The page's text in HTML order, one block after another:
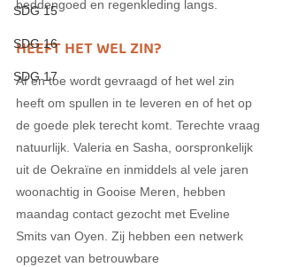
SDG 15
SDG 16
SDG 17
beddengoed en regenkleding langs.
HEEFT HET WEL ZIN?
Af en toe wordt gevraagd of het wel zin
heeft om spullen in te leveren en of het op
de goede plek terecht komt. Terechte vraag
natuurlijk. Valeria en Sasha, oorspronkelijk
uit de Oekraïne en inmiddels al vele jaren
woonachtig in Gooise Meren, hebben
maandag contact gezocht met Eveline
Smits van Oyen. Zij hebben een netwerk
opgezet van betrouwbare